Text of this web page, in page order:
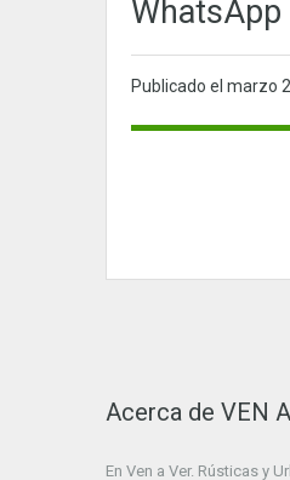
Publicado el marzo
Acerca de VEN
En Ven a Ver. Rústicas y